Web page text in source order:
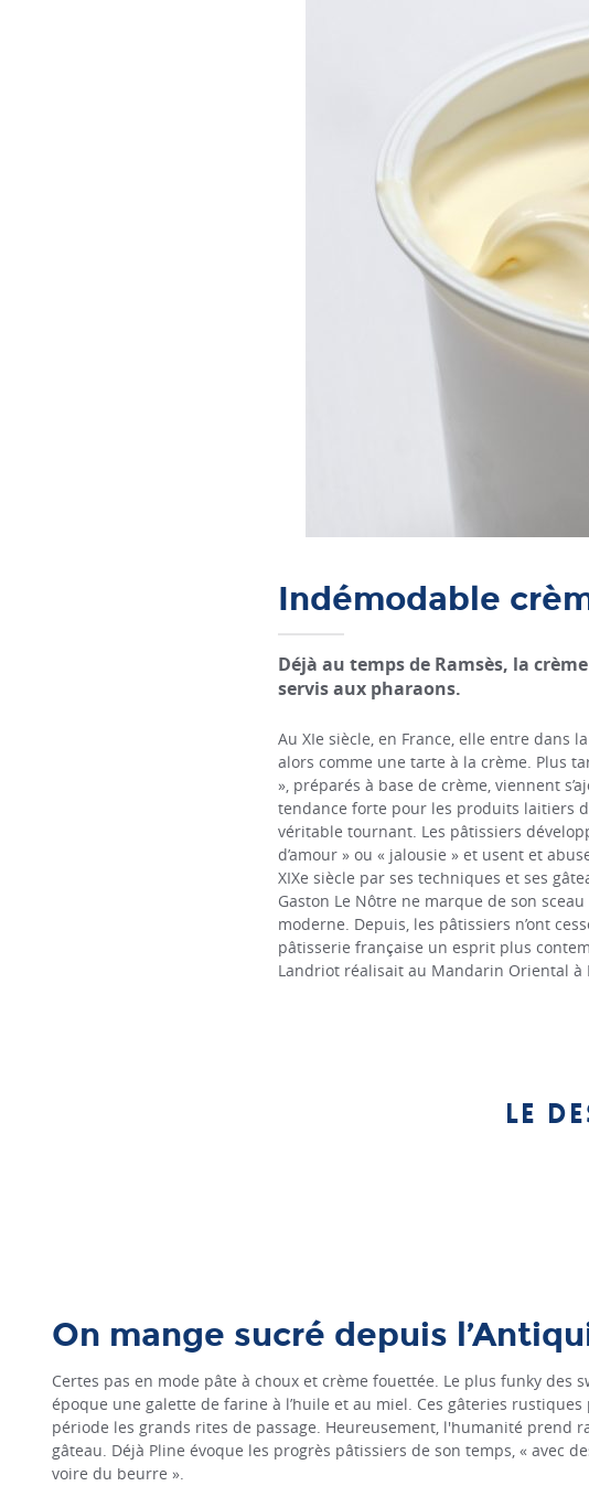
Indémodable
Déjà au temps de Ramsès, la
servis aux pharaons.
Au XIe siècle, en France, elle entre dans
alors comme une tarte à la crème. Plus
», préparés à base de crème, viennent
tendance forte pour les produits laitiers
véritable tournant. Les pâtissiers
d’amour » ou « jalousie » et usent et
XIXe siècle par ses techniques et ses
Gaston Le Nôtre ne marque de son
moderne. Depuis, les pâtissiers n’ont
pâtisserie française un esprit plus
Landriot réalisait au Mandarin Oriental à
Le
On mange sucré depuis
Certes pas en mode pâte à choux et crème fouettée. Le plus funky des
époque une galette de farine à l’huile et au miel. Ces gâteries
période les grands rites de passage. Heureusement, l'humanité prend
gâteau. Déjà Pline évoque les progrès pâtissiers de son temps, « avec
voire du beurre ».